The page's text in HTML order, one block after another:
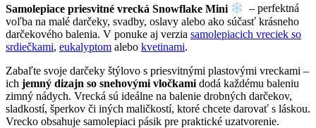
Samolepiace priesvitné vrecká Snowflake Mini
– perfektná
voľba na malé darčeky, svadby, oslavy alebo ako súčasť krásneho
darčekového balenia. V ponuke aj verzia samolepiacich vreciek so
srdiečkami, eukalyptom alebo kvetinami.
Zabaľte svoje darčeky štýlovo s priesvitnými plastovými vreckami –
ich jemný dizajn so snehovými vločkami dodá každému baleniu
zimný nádych. Vrecká sú ideálne na balenie drobných darčekov,
sladkostí, šperkov či iných maličkostí, ktoré chcete darovať s láskou.
Vrecko obsahuje samolepiaci pásik pre praktické uzatvorenie.